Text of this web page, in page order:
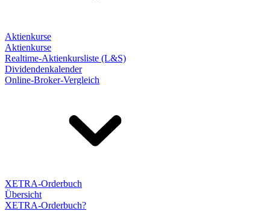
Aktienkurse
Aktienkurse
Realtime-Aktienkursliste (L&S)
Dividendenkalender
Online-Broker-Vergleich
XETRA-Orderbuch
Übersicht
XETRA-Orderbuch?